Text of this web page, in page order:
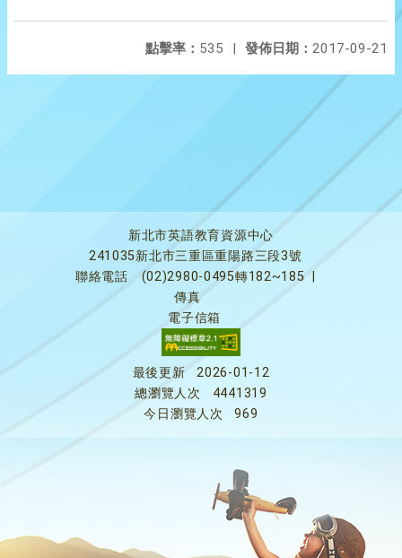
發佈日期： 2017-09-21
點擊率： 535 |
新北市英語教育資源中心
241035新北市三重區重陽路三段3號
聯絡電話
(02)2980-0495轉182~185
傳真
電子信箱
最後更新
2026-01-12
總瀏覽人次
4441319
今日瀏覽人次
969